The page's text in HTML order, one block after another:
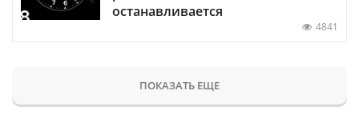
останавливается
4841
ПОКАЗАТЬ ЕЩЕ